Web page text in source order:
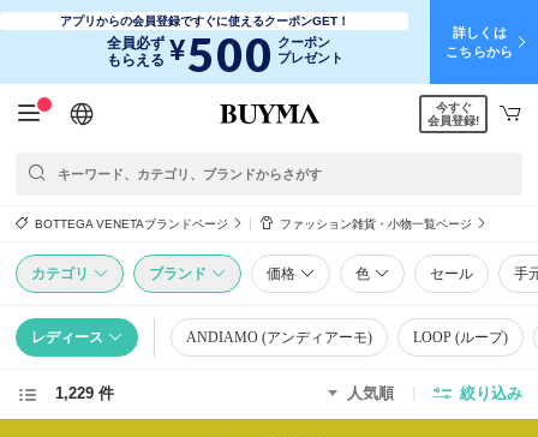
アプリからの会員登録ですぐに使えるクーポンGET！
全員必ず
もらえる ¥500 クーポン
プレゼント
詳しくは
こちらから
日本語
English
简体中文
繁體中文
今すぐ
会員登録!
BOTTEGA VENETAブランドページ ファッション雑貨・小物一覧ページ
カテゴリ ブランド 価格 色 セール 手
レディース ANDIAMO (アンディアーモ) LOOP (ループ)
1,229 件 人気順 絞り込み